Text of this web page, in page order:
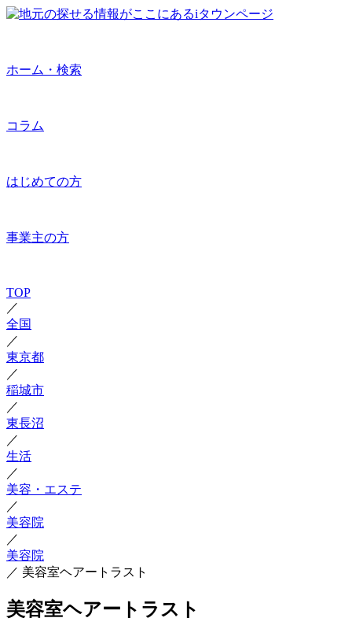
ホーム・検索
コラム
はじめての方
事業主の方
TOP
／
全国
／
東京都
／
稲城市
／
東長沼
／
生活
／
美容・エステ
／
美容院
／
美容院
／ 美容室ヘアートラスト
美容室ヘアートラスト